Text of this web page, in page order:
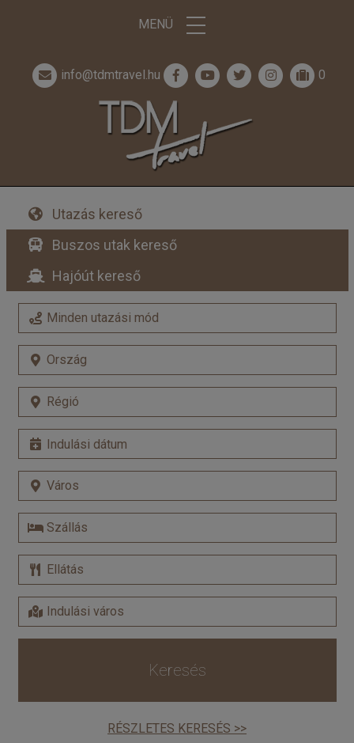
MENÜ
info@tdmtravel.hu 0
Utazás kereső
Buszos utak kereső
Hajóút kereső
Keresés
RÉSZLETES KERESÉS >>